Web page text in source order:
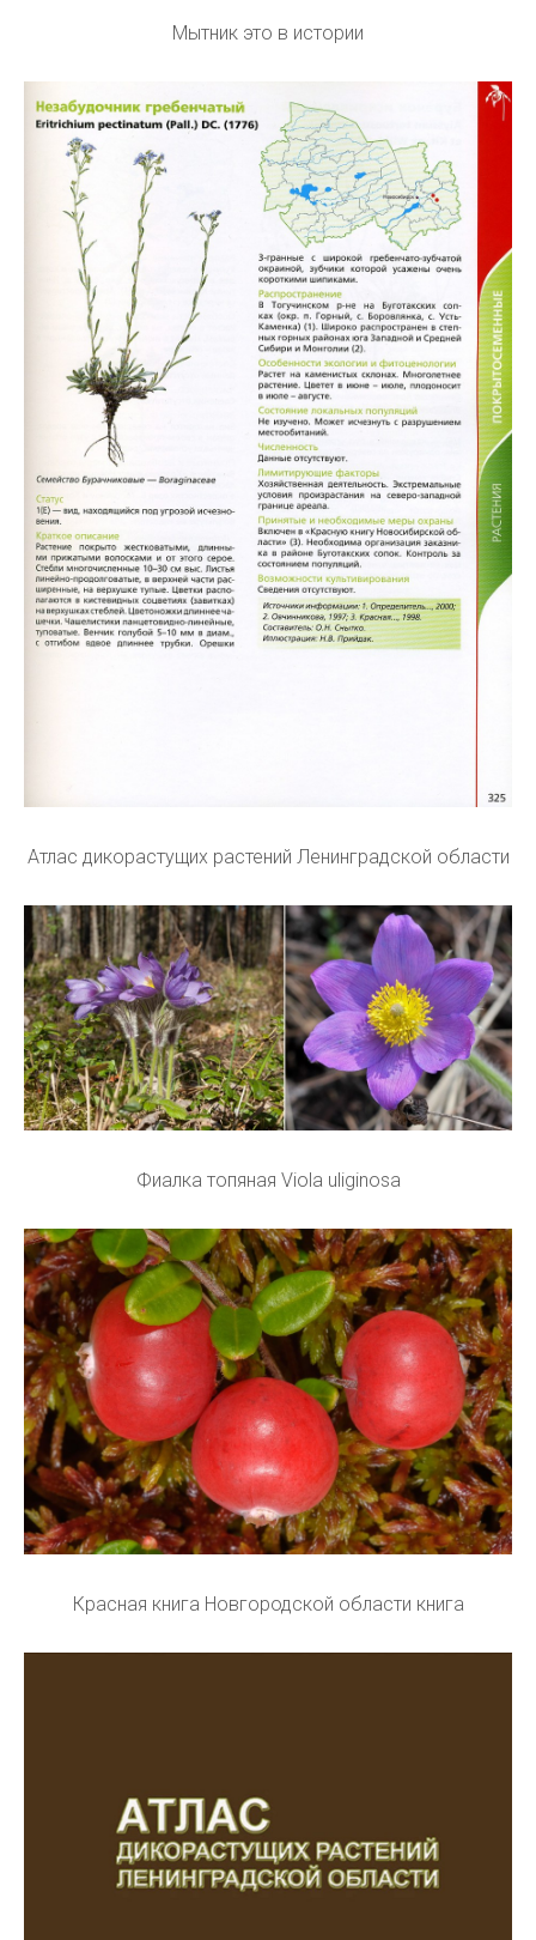
Мытник это в истории
Атлас дикорастущих растений Ленинградской области
Фиалка топяная Viola uliginosa
Красная книга Новгородской области книга